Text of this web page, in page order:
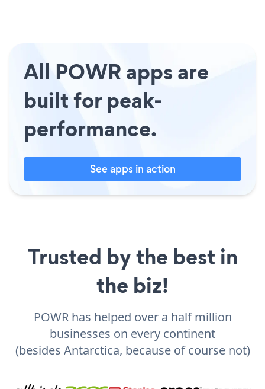
All POWR apps are
built for peak-
performance.
See apps in action
Trusted by the best in
the biz!
POWR has helped over a half million
businesses on every continent
(besides Antarctica, because of course not)